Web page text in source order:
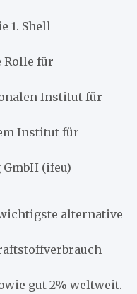
1. Shell
Rolle für
Institut für
Institut für
(ifeu)
alternative
gut 2% weltweit.